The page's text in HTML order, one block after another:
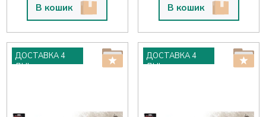
В кошик В кошик
ДОСТАВКА 4
ДНІ
ДОСТАВКА 4
ДНІ